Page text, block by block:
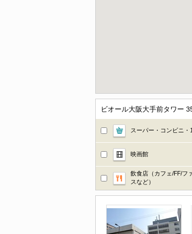
ビオール大阪大手前タワー
スーパー・コンビニ・
映画館
飲食店（カフェ/FF/フ
スなど）